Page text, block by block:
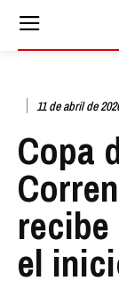
11 de abril de
Copa
el